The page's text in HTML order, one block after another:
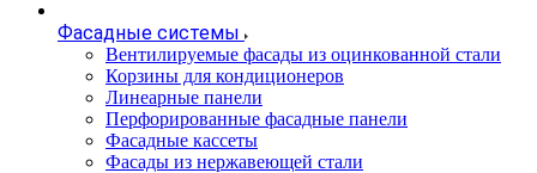
Фасадные системы
Вентилируемые фасады из оцинкованной стали
Корзины для кондиционеров
Линеарные панели
Перфорированные фасадные панели
Фасадные кассеты
Фасады из нержавеющей стали